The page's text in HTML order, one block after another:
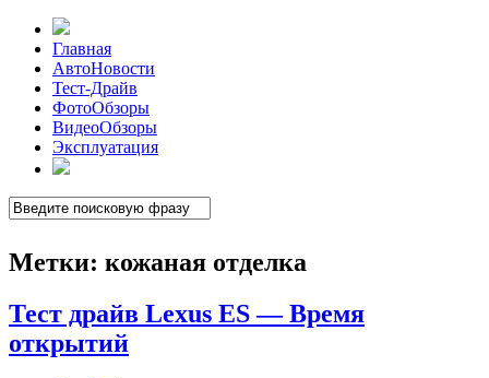
Главная
АвтоНовости
Тест-Драйв
ФотоОбзоры
ВидеоОбзоры
Эксплуатация
Метки: кожаная отделка
Тест драйв Lexus ES — Время
открытий